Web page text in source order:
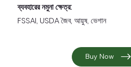
ব্যবহারের নমুনা ক্ষেত্র:
FSSAI, USDA জৈব, আয়ুষ, ভেগান
Buy Now